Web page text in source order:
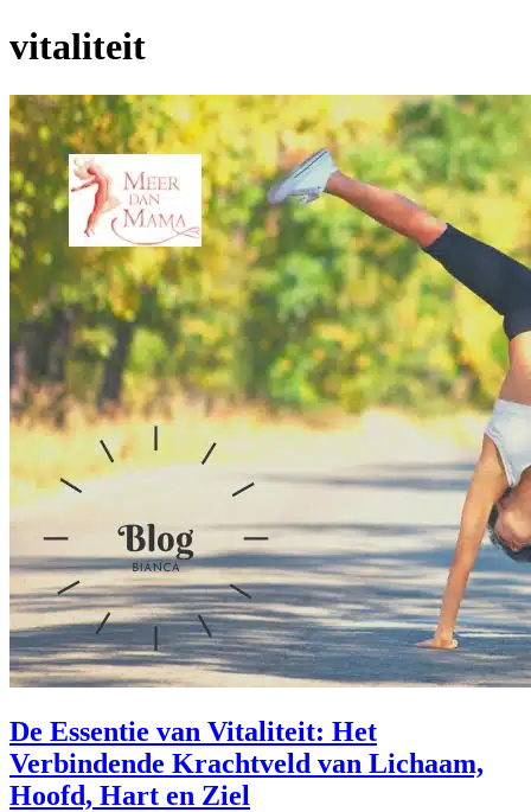
vitaliteit
De Essentie van Vitaliteit: Het
Verbindende Krachtveld van Lichaam,
Hoofd, Hart en Ziel